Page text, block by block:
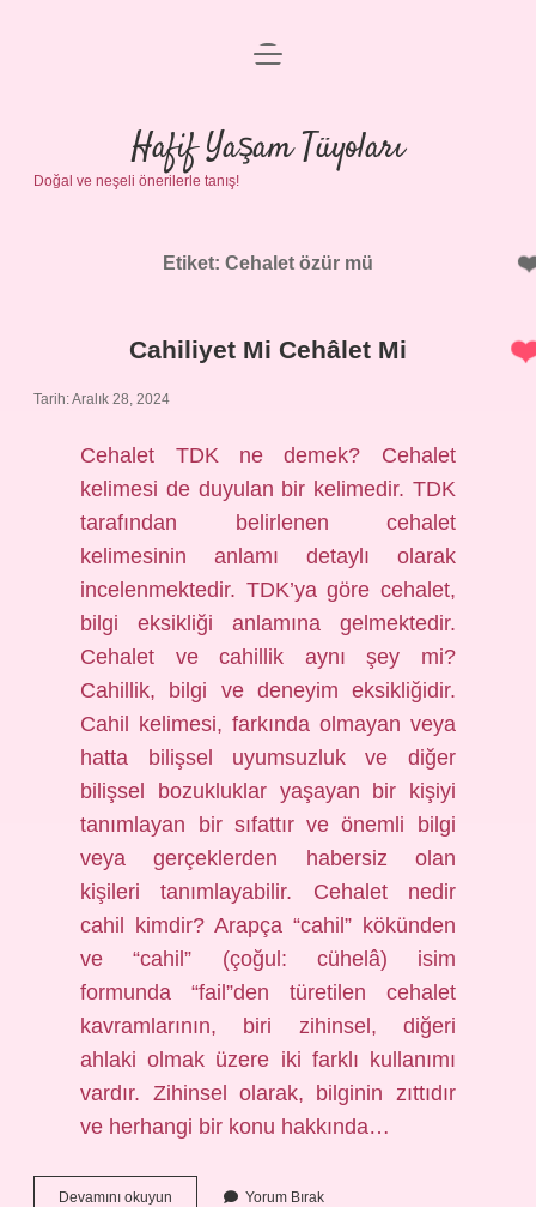
Anasayfa
Gizlilik Politikası
Yasal Uyarı
menüyü
Hafif Yaşam Tüyoları
Doğal ve neşeli önerilerle tanış!
Etiket: Cehalet özür mü
Cahiliyet Mi Cehâlet Mi
Tarih: Aralık 28, 2024
Cehalet TDK ne demek? Cehalet
kelimesi de duyulan bir kelimedir. TDK
tarafından belirlenen cehalet
kelimesinin anlamı detaylı olarak
incelenmektedir. TDK’ya göre cehalet,
bilgi eksikliği anlamına gelmektedir.
Cehalet ve cahillik aynı şey mi?
Cahillik, bilgi ve deneyim eksikliğidir.
Cahil kelimesi, farkında olmayan veya
hatta bilişsel uyumsuzluk ve diğer
bilişsel bozukluklar yaşayan bir kişiyi
tanımlayan bir sıfattır ve önemli bilgi
veya gerçeklerden habersiz olan
kişileri tanımlayabilir. Cehalet nedir
cahil kimdir? Arapça “cahil” kökünden
ve “cahil” (çoğul: cühelâ) isim
formunda “fail”den türetilen cehalet
kavramlarının, biri zihinsel, diğeri
ahlaki olmak üzere iki farklı kullanımı
vardır. Zihinsel olarak, bilginin zıttıdır
ve herhangi bir konu hakkında…
Devamını okuyun Cahiliyet
Yorum Bırak